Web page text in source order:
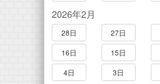
2026年2月
28日 27日
16日
15日
4日
3日